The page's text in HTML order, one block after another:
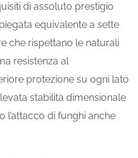
di assoluto prestigio
equivalente a sette
che rispettano le naturali
resistenza al
protezione su ogni lato
stabilità dimensionale
l’attacco di funghi anche